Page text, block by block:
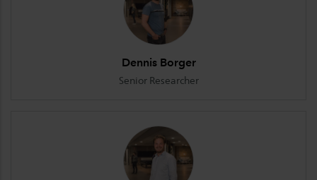
Dennis Borger
Senior Researcher